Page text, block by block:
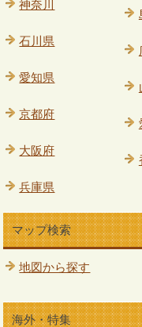
神奈川
石川県
愛知県
京都府
大阪府
兵庫県
マップ検索
地図から探す
海外・特集